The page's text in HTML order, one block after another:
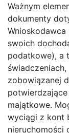
Ważnym
dokumenty
swoich
podatkowe), a
zobowiązanej
majątkowe.
wyciągi z kont
nieruchomości